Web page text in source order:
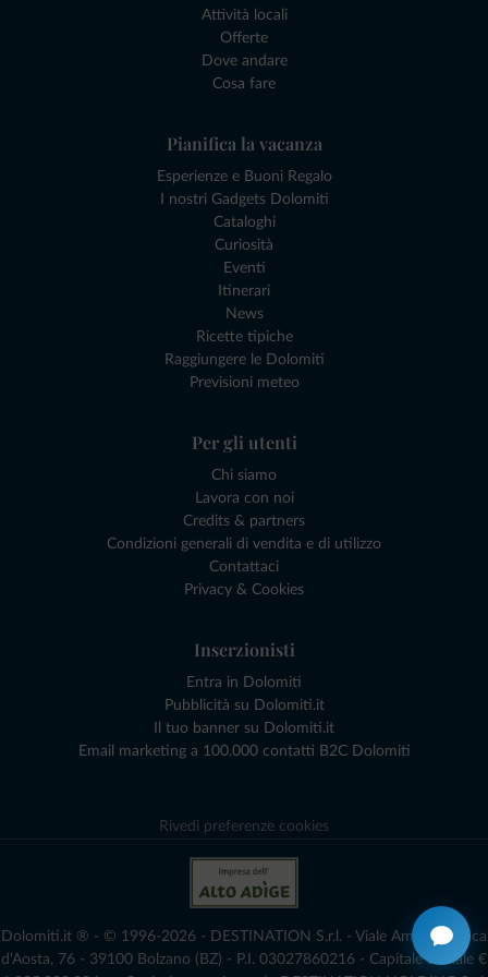
Attività locali
Offerte
Dove andare
Cosa fare
Pianifica la vacanza
Esperienze e Buoni Regalo
I nostri Gadgets Dolomiti
Cataloghi
Curiosità
Eventi
Itinerari
News
Ricette tipiche
Raggiungere le Dolomiti
Previsioni meteo
Per gli utenti
Chi siamo
Lavora con noi
Credits & partners
Condizioni generali di vendita e di utilizzo
Contattaci
Privacy & Cookies
Inserzionisti
Entra in Dolomiti
Pubblicità su Dolomiti.it
Il tuo banner su Dolomiti.it
Email marketing a 100.000 contatti B2C Dolomiti
Rivedi preferenze cookies
Dolomiti.it ® - © 1996-2026 - DESTINATION S.r.l. - Viale Amedeo Duca
d'Aosta, 76 - 39100 Bolzano (BZ) - P.I. 03027860216 - Capitale Sociale €